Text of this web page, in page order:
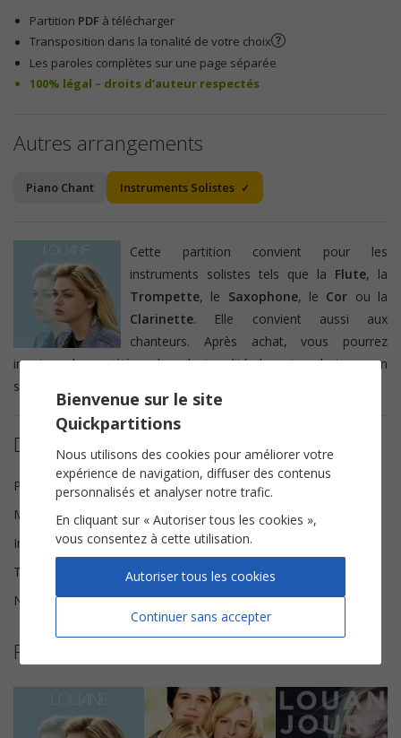
Partition PDF à télécharger
Transposition dans la tonalité de votre choix
Les paroles complètes sur une page séparée
100% légal – droits d’auteur respectés
Autres arrangements
Piano Chant Instruments Solistes
Cette partition convient pour les
instruments solistes tels que la Flute, la
Trompette, le Saxophone, le Cor ou la
Clarinette. Elle convient aussi aux
chanteurs. Après achat, vous pourrez
imprimer lapartitiondans la tonalité de votre choix ou en
sélectionant directement votre
Détails de la partition
Paroles
Marie Bastide
Musique
Gioacchino Maurici
Instrumentation
Instruments Solistes
Tonalité
Fa♯ mineur
Nombre de pages
4
Plus de partitions de Louane
Bienvenue sur le site
Quickpartitions
Nous utilisons des cookies pour améliorer votre
expérience de navigation, diffuser des contenus
personnalisés et analyser notre trafic.
En cliquant sur « Autoriser tous les cookies »,
vous consentez à cette utilisation.
Continuer sans accepter
Autoriser tous les cookies